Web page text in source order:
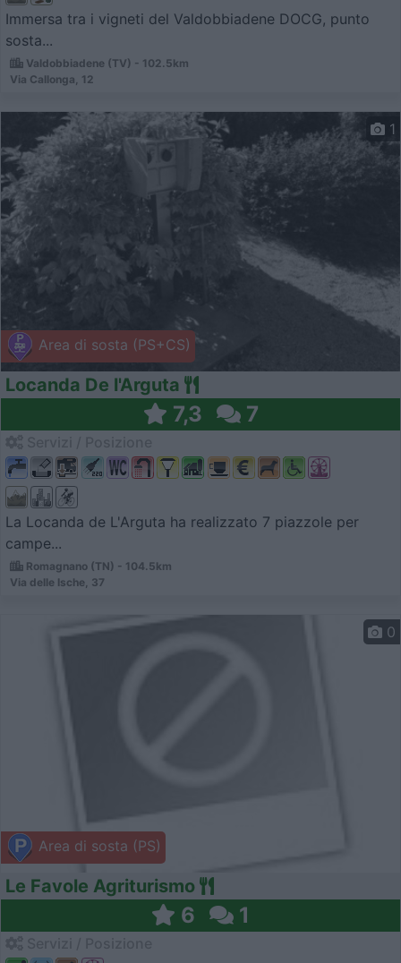
Immersa tra i vigneti del Valdobbiadene DOCG, punto
sosta...
Valdobbiadene (TV) - 102.5km
Via Callonga, 12
Area di sosta (PS+CS)
1
Locanda De l'Arguta
7,3 7
La Locanda de L'Arguta ha realizzato 7 piazzole per
campe...
Romagnano (TN) - 104.5km
Via delle Ische, 37
Area di sosta (PS)
0
Le Favole Agriturismo
6 1